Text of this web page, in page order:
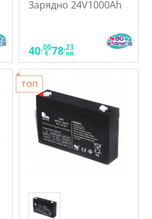
Зарядно 24V1000Ah
40,00
€ 78,23
лв.
ТОП